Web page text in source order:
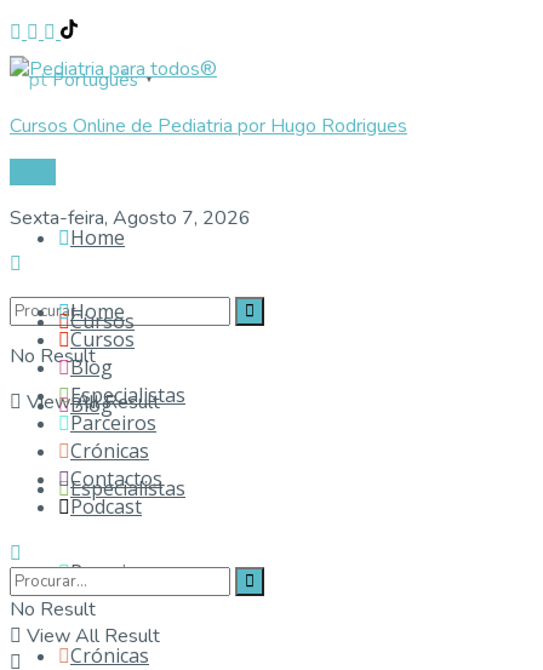
Português ▼
Cursos Online de Pediatria por Hugo Rodrigues
Sexta-feira, Agosto 7, 2026
No Result
View All Result
Home
Cursos
Blog
Especialistas
Parceiros
Crónicas
Home
Cursos
Blog
Especialistas
Parceiros
Crónicas
Contactos
Podcast
No Result
View All Result